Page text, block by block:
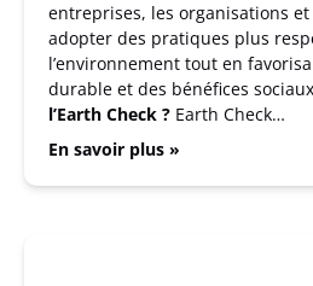
entreprises, les organisations
adopter des pratiques plus
l’environnement tout en
durable et des bénéfices
l’Earth Check ? Earth Check…
En savoir plus »